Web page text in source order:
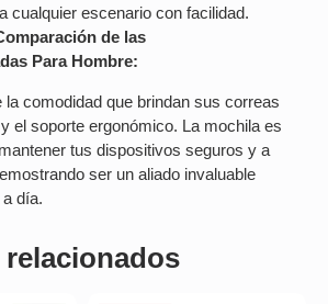
cualquier escenario con facilidad.
de las
Para Hombre:
la comodidad que brindan sus correas
el soporte ergonómico. La mochila es
tus dispositivos seguros y a
ser un aliado invaluable
día.